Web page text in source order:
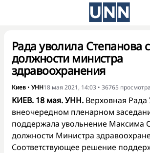
Рада уволила Степанова с
должности министра
здравоохранения
Киев • УНН18 мая 2021, 14:03 • 36765 просмотра
КИЕВ. 18 мая. УНН. Верховная
внеочередном пленарном
поддержала увольнение Максима
должности Министра
Соответствующее решение